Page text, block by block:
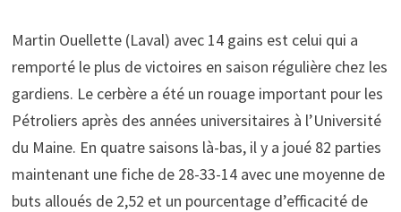
Martin Ouellette (Laval) avec 14 gains est celui qui a
remporté le plus de victoires en saison régulière chez les
gardiens. Le cerbère a été un rouage important pour les
Pétroliers après des années universitaires à l’Université
du Maine. En quatre saisons là-bas, il y a joué 82 parties
maintenant une fiche de 28-33-14 avec une moyenne de
buts alloués de 2,52 et un pourcentage d’efficacité de